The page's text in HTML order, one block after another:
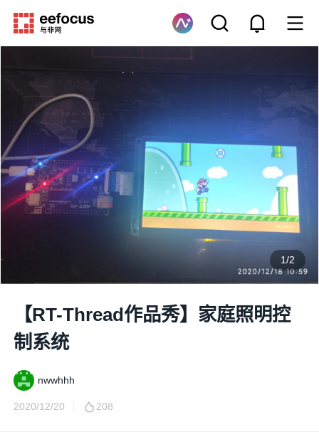
1/2
【RT-Thread作品秀】家庭照明控
制系统
nwwhhh
2020/12/20 208